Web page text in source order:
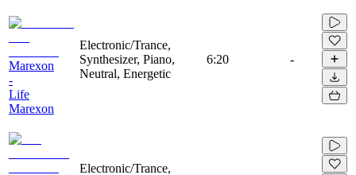
Marexon
-
Life
Marexon
Electronic/Trance,
Synthesizer, Piano,
Neutral, Energetic
6:20 -
Electronic/Trance,